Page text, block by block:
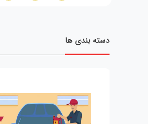
دسته بندی ها